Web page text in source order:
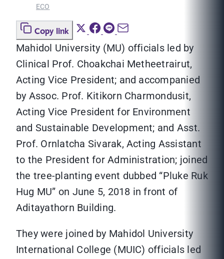
ECO
Copy link
Mahidol University (MU) officials led by
Clinical Prof. Choakchai Metheetrairut,
Acting Vice President; and accompanied
by Assoc. Prof. Kitikorn Charmondusit,
Acting Vice President for Environment
and Sustainable Development; and Asst.
Prof. Ornlatcha Sivarak, Acting Assistant
to the President for Administration; joined
the tree-planting event dubbed “Pluke Ruk
Hug MU” on June 5, 2018 in front of
Aditayathorn Building.
They were joined by Mahidol University
International College (MUIC) officials led